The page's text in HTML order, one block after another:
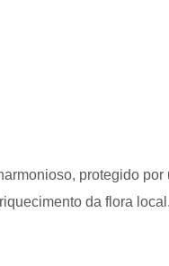
protegido
da flora local.